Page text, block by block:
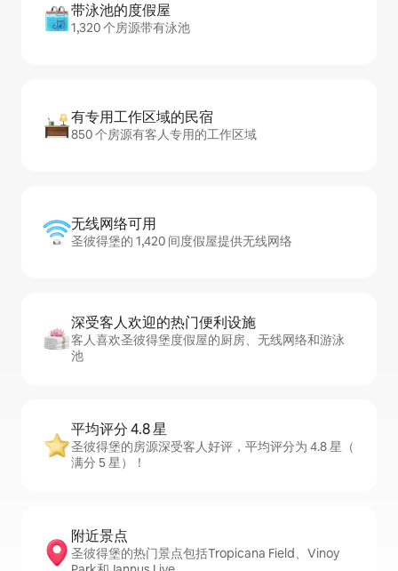
带泳池的度假屋
1,320 个房源带有泳池
有专用工作区域的民宿
850 个房源有客人专用的工作区域
无线网络可用
圣彼得堡的 1,420 间度假屋提供无线网络
深受客人欢迎的热门便利设施
客人喜欢圣彼得堡度假屋的厨房、无线网络和游泳
池
平均评分 4.8 星
圣彼得堡的房源深受客人好评，平均评分为 4.8 星（
满分 5 星）！
附近景点
圣彼得堡的热门景点包括Tropicana Field、Vinoy